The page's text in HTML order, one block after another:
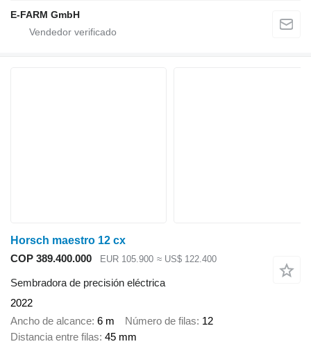
E-FARM GmbH
Horsch maestro 12 cx
COP 389.400.000
EUR 105.900 ≈ US$ 122.400
Sembradora de precisión eléctrica
2022
Ancho de alcance 6 m Número de filas 12
Distancia entre filas 45 mm